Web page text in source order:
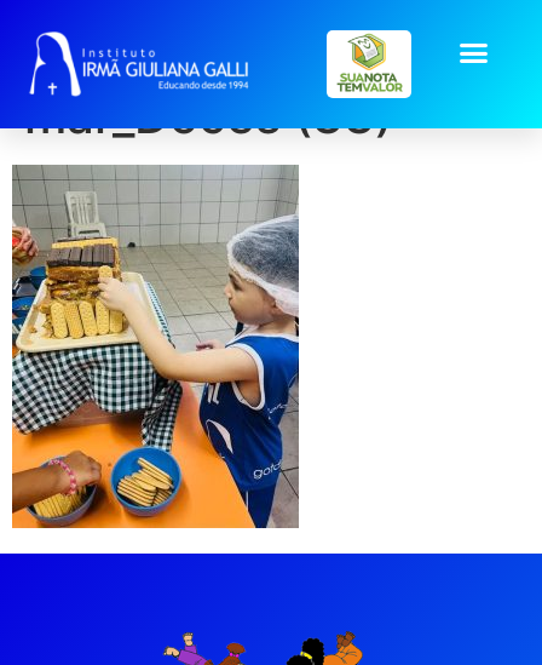
galeria2026-
mar_Doces (33)